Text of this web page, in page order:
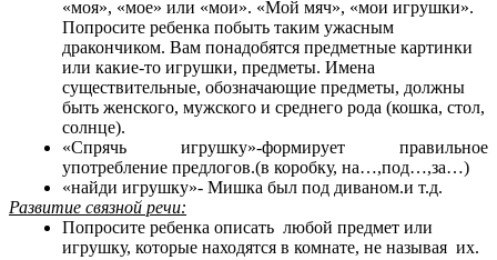
«моя», «мое» или «мои». «Мой мяч», «мои игрушки».
Попросите ребенка побыть таким ужасным
дракончиком. Вам понадобятся предметные картинки
или какие-то игрушки, предметы. Имена
существительные, обозначающие предметы, должны
быть женского, мужского и среднего рода (кошка, стол,
солнце).
«Спрячь игрушку»-формирует правильное
употребление предлогов.(в коробку, на…,под…,за…)
«найди игрушку»- Мишка был под диваном.и т.д.
Развитие связной речи:
Попросите ребенка описать любой предмет или
игрушку, которые находятся в комнате, не называя их.